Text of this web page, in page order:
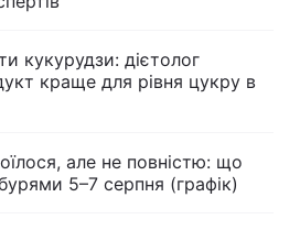
кукурудзи: дієтолог
краще для рівня цукру в
але не повністю: що
5–7 серпня (графік)